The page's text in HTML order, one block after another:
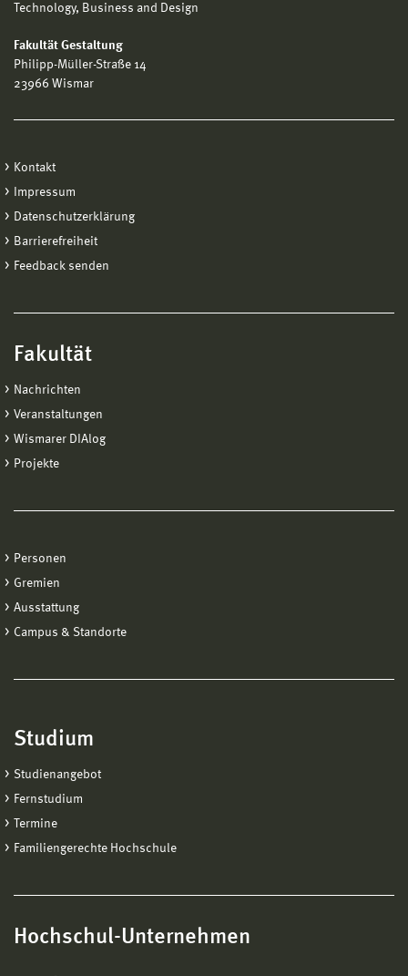
Technology, Business and Design
Fakultät Gestaltung
Philipp-Müller-Straße 14
23966 Wismar
Kontakt
Impressum
Datenschutzerklärung
Barrierefreiheit
Feedback senden
Fakultät
Nachrichten
Veranstaltungen
Wismarer DIAlog
Projekte
Personen
Gremien
Ausstattung
Campus & Standorte
Studium
Studienangebot
Fernstudium
Termine
Familiengerechte Hochschule
Hochschul-Unternehmen